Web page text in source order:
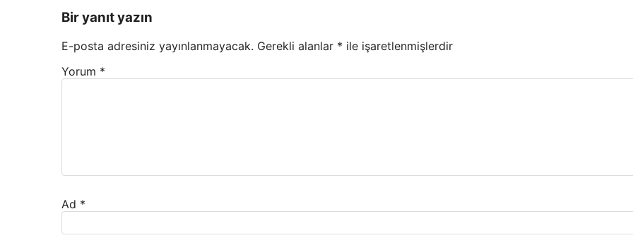
Bir yanıt yazın
E-posta adresiniz yayınlanmayacak. Gerekli alanlar * ile işaretlenmişlerdir
Yorum *
Ad *